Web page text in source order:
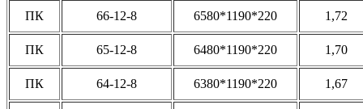
ПК 66-12-8 6580*1190*220 1,72
ПК 65-12-8 6480*1190*220 1,70
ПК 64-12-8 6380*1190*220 1,67